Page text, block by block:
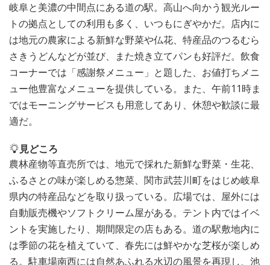
岐阜と美濃の中間点にある道の駅。高山へ向かう観光ルー
トの拠点としての利用も多く、いつもにぎやかだ。店内に
は地元の農家による新鮮な野菜や仏花、特産品のつるむら
さきうどんなどが並び、また焼き立てパンも好評だ。飲食
コーナーでは「感謝祭メニュー」と題した、お値打ちメニ
ュー他豊富なメニューを提供している。また、午前11時ま
ではモーニングサービスも用意してあり、休憩や歓談に最
適だ。
見どころ
農林産物等直売所では、地元で採れた新鮮な野菜・生花、
ふるさとの味が楽しめる惣菜、関市武芸川町をはじめ岐阜
県内の特産品などを取り扱っている。広場では、屋外には
自動販売機やソフトクリーム屋がある。テント内ではイベ
ントを実施したり、期間限定の店もある。道の駅敷地内に
は季節の花を植えていて、春先には鮮やかな芝桜が楽しめ
る。駐車場南西には自然あふれる水辺の風景を再現し、池